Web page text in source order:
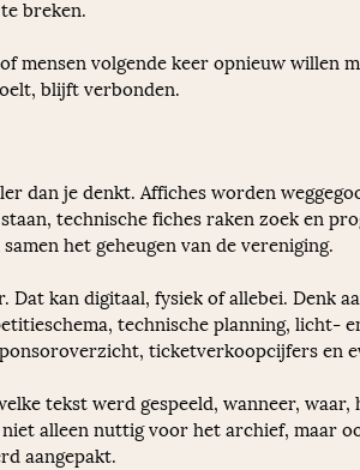
breken.
mensen volgende keer opnieuw willen
blijft verbonden.
dan je denkt. Affiches worden
technische fiches raken zoek en
het geheugen van de vereniging.
kan digitaal, fysiek of allebei. Denk
technische planning, licht-
ticketverkoopcijfers en
tekst werd gespeeld, wanneer,
alleen nuttig voor het archief, maar
aangepakt.